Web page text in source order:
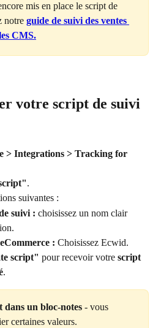
mis en place le script de
notre guide de suivi des ventes
CMS.
votre script de suivi
> Integrations > Tracking for
.
suivantes :
suivi : choisissez un nom clair
: Choisissez Ecwid.
script" pour recevoir votre script
.
dans un bloc-notes - vous
certaines valeurs.